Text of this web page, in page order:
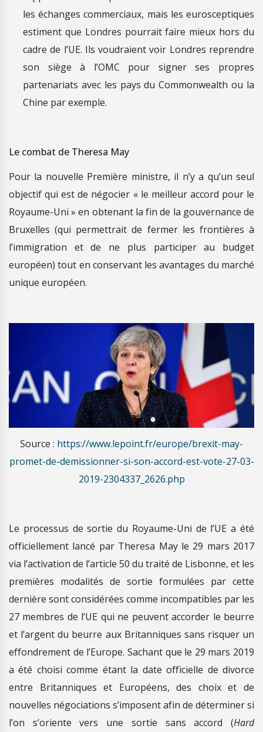
les échanges commerciaux, mais les eurosceptiques
estiment que Londres pourrait faire mieux hors du
cadre de l’UE. Ils voudraient voir Londres reprendre
son siège à l’OMC pour signer ses propres
partenariats avec les pays du Commonwealth ou la
Chine par exemple.
Le combat de Theresa May
Pour la nouvelle Première ministre, il n’y a qu’un seul
objectif qui est de négocier « le meilleur accord pour le
Royaume-Uni » en obtenant la fin de la gouvernance de
Bruxelles (qui permettrait de fermer les frontières à
l’immigration et de ne plus participer au budget
européen) tout en conservant les avantages du marché
unique européen.
Source : https://www.lepoint.fr/europe/brexit-may-
promet-de-demissionner-si-son-accord-est-vote-27-03-
2019-2304337_2626.php
Le processus de sortie du Royaume-Uni de l’UE a été
officiellement lancé par Theresa May le 29 mars 2017
via l’activation de l’article 50 du traité de Lisbonne, et les
premières modalités de sortie formulées par cette
dernière sont considérées comme incompatibles par les
27 membres de l’UE qui ne peuvent accorder le beurre
et l’argent du beurre aux Britanniques sans risquer un
effondrement de l’Europe. Sachant que le 29 mars 2019
a été choisi comme étant la date officielle de divorce
entre Britanniques et Européens, des choix et de
nouvelles négociations s’imposent afin de déterminer si
l’on s’oriente vers une sortie sans accord (Hard